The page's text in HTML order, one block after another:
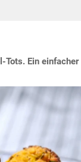
Tots. Ein einfacher